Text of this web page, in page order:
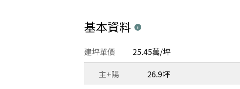
基本資料
建坪單價 25.45萬/坪
主+陽
26.9坪